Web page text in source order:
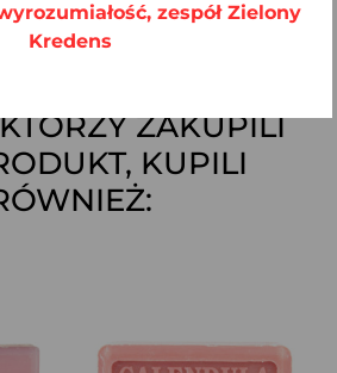
ZAKUPILI
KUPILI
zespół Zielony
Kredens